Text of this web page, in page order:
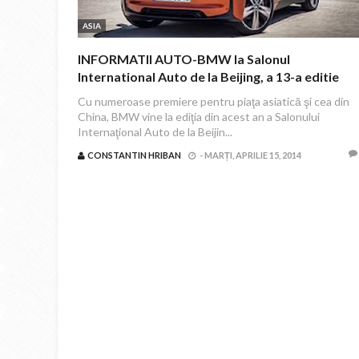
ASIA
INFORMATII AUTO-BMW la Salonul
International Auto de la Beijing, a 13-a editie
Cu numeroase premiere pentru piaţa asiatică şi cea din
China, BMW vine la ediţia din acest an a Salonului
Internaţional Auto de la Beijin...
CONSTANTIN HRIBAN -MARȚI, APRILIE 15, 2014